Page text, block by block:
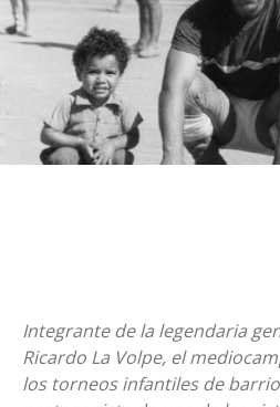
Integrante de la legendaria
Ricardo La Volpe, el
los torneos infantiles de